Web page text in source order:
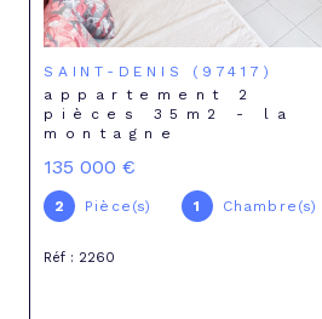
SAINT-DENIS (97417)
appartement 2
pièces 35m2 - la
montagne
135 000 €
2 Pièce(s) 1 Chambre(s)
Réf : 2260